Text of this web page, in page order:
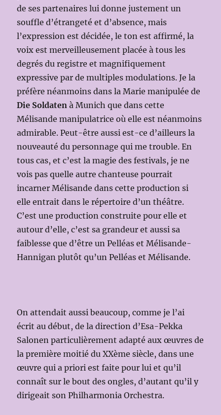
de ses partenaires lui donne justement un
souffle d’étrangeté et d’absence, mais
l’expression est décidée, le ton est affirmé, la
voix est merveilleusement placée à tous les
degrés du registre et magnifiquement
expressive par de multiples modulations. Je la
préfère néanmoins dans la Marie manipulée de
Die Soldaten à Munich que dans cette
Mélisande manipulatrice où elle est néanmoins
admirable. Peut-être aussi est-ce d’ailleurs la
nouveauté du personnage qui me trouble. En
tous cas, et c’est la magie des festivals, je ne
vois pas quelle autre chanteuse pourrait
incarner Mélisande dans cette production si
elle entrait dans le répertoire d’un théâtre.
C’est une production construite pour elle et
autour d’elle, c’est sa grandeur et aussi sa
faiblesse que d’être un Pelléas et Mélisande-
Hannigan plutôt qu’un Pelléas et Mélisande.
On attendait aussi beaucoup, comme je l’ai
écrit au début, de la direction d’Esa-Pekka
Salonen particulièrement adapté aux œuvres de
la première moitié du XXème siècle, dans une
œuvre qui a priori est faite pour lui et qu’il
connaît sur le bout des ongles, d’autant qu’il y
dirigeait son Philharmonia Orchestra.